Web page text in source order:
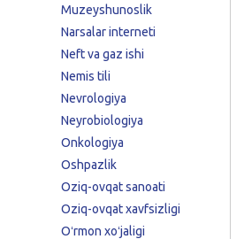
Muzeyshunoslik
Narsalar interneti
Neft va gaz ishi
Nemis tili
Nevrologiya
Neyrobiologiya
Onkologiya
Oshpazlik
Oziq-ovqat sanoati
Oziq-ovqat xavfsizligi
Oʻrmon xoʻjaligi